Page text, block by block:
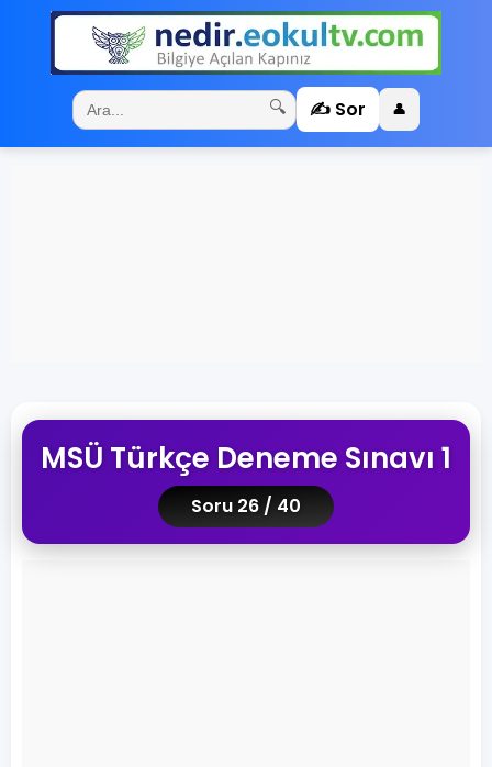
🔍 ✍️ Sor 👤
MSÜ Türkçe Deneme Sınavı 1
Soru 26 / 40